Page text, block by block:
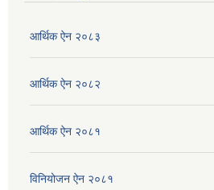
आर्थिक ऐन २०८३
आर्थिक ऐन २०८२
आर्थिक ऐन २०८१
विनियोजन ऐन २०८१